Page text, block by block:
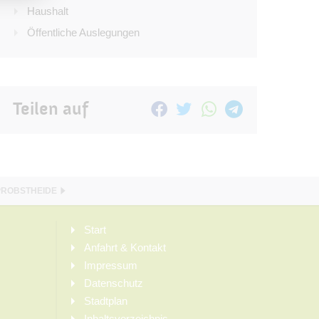
Haushalt
Öffentliche Auslegungen
Teilen auf
Start
Anfahrt & Kontakt
Impressum
Datenschutz
Stadtplan